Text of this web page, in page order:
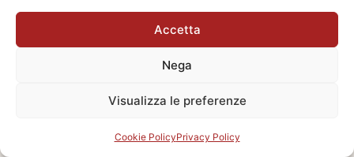
Accetta
Nega
Visualizza le preferenze
Cookie PolicyPrivacy Policy
TECNOLOGICA
Se da un lato la
condomini storici e
panorama urbano di